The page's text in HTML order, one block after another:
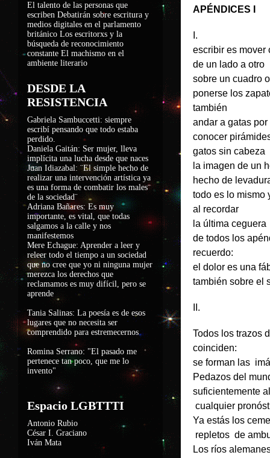
APÉNDICES I
I.
escribir es mover
de un lado a otro
sobre un cuadro
ponerse los
también
andar a gatas
conocer
gatos sin cabeza
la imagen de un
hecho de
todo es lo mismo
al recordar
la última ceguera
de todos los
recuerdo:
el dolor es una
también sobre el
II.
Todos los trazos
coinciden:
se forman las
Pedazos del
suficientemente
cualquier
Ya estás los
repletos de
Los ríos
El talento de las personas que
escriben Debatirán sobre escritura y
medios digitales en el parlamento
británico Los escritorxs y la
búsqueda de reconocimiento
constante El machismo en el
ambiente literario
DESDE LA
RESISTENCIA
Gabriela Sambuccetti: siempre
escribí pensando que todo estaba
perdido.
Daniela Gaitán: Ser mujer, lleva
implícita una lucha desde que naces
Juan Idiazabal: ¨El simple hecho de
realizar una intervención artística ya
es una forma de combatir los males
de la sociedad¨
Adriana Bañares: Es muy
importante, es vital, que todas
salgamos a la calle y nos
manifestemos
Mere Echague: Aprender a leer y
releer todo el tiempo a un sociedad
que no cree que yo ni ninguna mujer
merezca los derechos que
reclamamos es muy difícil, pero se
aprende
Tania Salinas: La poesía es de esos
lugares que no necesita ser
comprendido para estremecernos
Romina Serrano: "El pasado me
pertenece tan poco, que me lo
invento"
Espacio LGBTTTI
Antonio Rubio
César I. Graciano
Iván Mata